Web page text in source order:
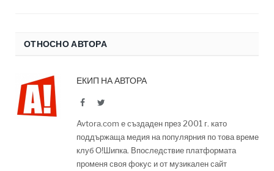
ОТНОСНО АВТОРА
ЕКИП НА АВТОРА
FacebookTwitter
Avtora.com е създаден през 2001 г. като
поддържаща медия на популярния по това време
клуб О!Шипка. Впоследствие платформата
променя своя фокус и от музикален сайт